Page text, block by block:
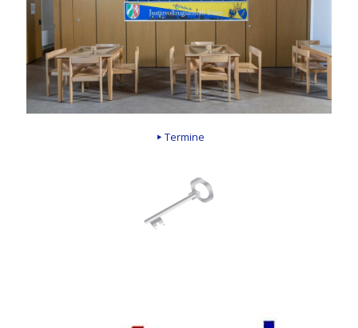
Termine